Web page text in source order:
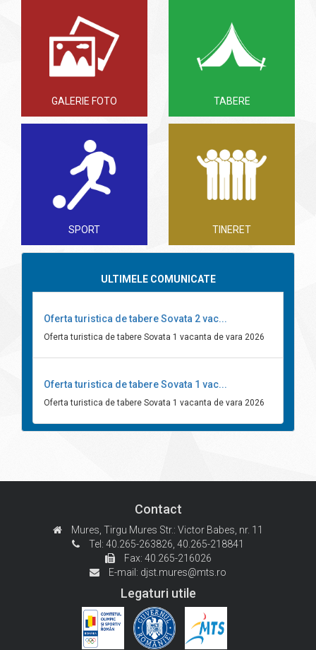
GALERIE FOTO TABERE
SPORT TINERET
ULTIMELE COMUNICATE
Oferta turistica de tabere Sovata 2 vac...
Oferta turistica de tabere Sovata 1 vacanta de vara 2026
Oferta turistica de tabere Sovata 1 vac...
Oferta turistica de tabere Sovata 1 vacanta de vara 2026
Contact
Mures, Tirgu Mures Str.: Victor Babes, nr. 11
Tel: 40.265-263826, 40.265-218841
Fax: 40.265-216026
E-mail: djst.mures@mts.ro
Legaturi utile